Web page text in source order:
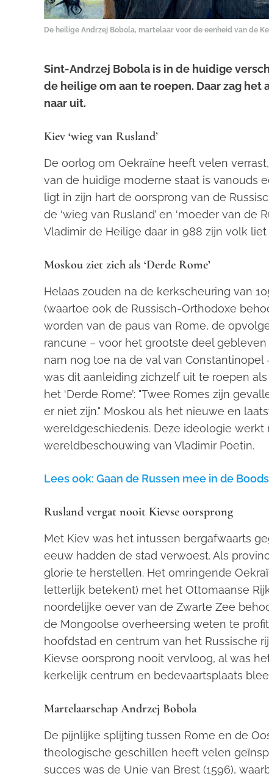
De heilige Andrzej Bobola, martelaar voor de eenheid van de
Sint-Andrzej Bobola is in de huidige
de heilige om aan te roepen. Daar zag
naar uit.
Kiev ‘wieg van Rusland’
De oorlog om Oekraïne heeft velen
van de huidige moderne staat is vanouds
ligt in zijn hart de oorsprong van de
de ‘wieg van Rusland’ en ‘moeder van de
Vladimir de Heilige daar in 988 zijn volk
Moskou ziet zich als ‘Derde Rome’
Helaas zouden na de kerkscheuring van
(waartoe ook de Russisch-Orthodoxe
worden van de paus van Rome, de
rancune – voor het grootste deel
nam nog toe na de val van Constantinopel
was dit aanleiding zichzelf uit te roepen
het ‘Derde Rome’: "Twee Romes zijn
er niet zijn." Moskou als het nieuwe en
wereldgeschiedenis. Deze ideologie
wereldbeschouwing van Vladimir Poetin.
Lees ook: Gaan de Russen mee in de
Rusland vergat nooit Kievse oorsprong
Met Kiev was het intussen bergafwaarts
eeuw hadden de stad verwoest. Als
glorie te herstellen. Het omringende
letterlijk betekent) met het Ottomaanse
noordelijke oever van de Zwarte Zee
de Mongoolse overheersing weten te
hoofdstad en centrum van het Russische
Kievse oorsprong nooit vervloog, al was
kerkelijk centrum en bedevaartsplaats
Martelaarschap Andrzej Bobola
De pijnlijke splijting tussen Rome en de
theologische geschillen heeft velen
succes was de Unie van Brest (1596),